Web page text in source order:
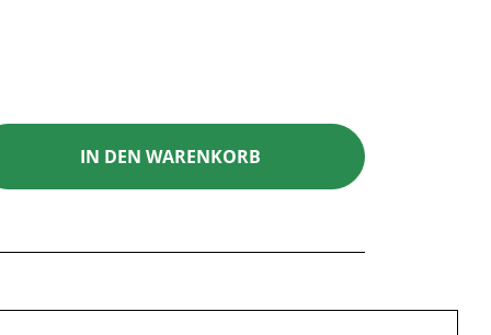
den gewünschten Wert ein oder
IN DEN WARENKORB